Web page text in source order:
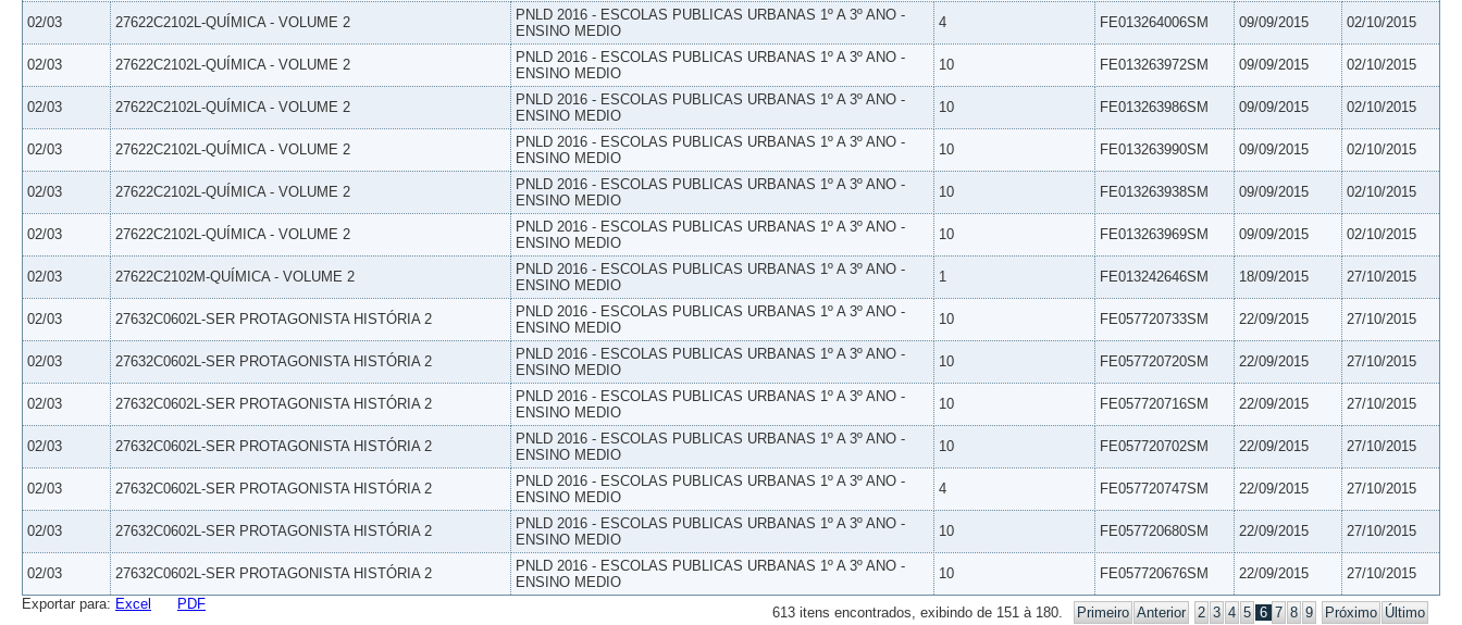
02/03 27622C2102L-QUÍMICA - VOLUME 2
PNLD 2016 - ESCOLAS PUBLICAS URBANAS 1º A 3º ANO -
ENSINO MEDIO
4 FE013264006SM 09/09/2015 02/10/2015
02/03 27622C2102L-QUÍMICA - VOLUME 2
PNLD 2016 - ESCOLAS PUBLICAS URBANAS 1º A 3º ANO -
ENSINO MEDIO
10 FE013263972SM 09/09/2015 02/10/2015
02/03 27622C2102L-QUÍMICA - VOLUME 2
PNLD 2016 - ESCOLAS PUBLICAS URBANAS 1º A 3º ANO -
ENSINO MEDIO
10 FE013263986SM 09/09/2015 02/10/2015
02/03 27622C2102L-QUÍMICA - VOLUME 2
PNLD 2016 - ESCOLAS PUBLICAS URBANAS 1º A 3º ANO -
ENSINO MEDIO
10 FE013263990SM 09/09/2015 02/10/2015
02/03 27622C2102L-QUÍMICA - VOLUME 2
PNLD 2016 - ESCOLAS PUBLICAS URBANAS 1º A 3º ANO -
ENSINO MEDIO
10 FE013263938SM 09/09/2015 02/10/2015
02/03 27622C2102L-QUÍMICA - VOLUME 2
PNLD 2016 - ESCOLAS PUBLICAS URBANAS 1º A 3º ANO -
ENSINO MEDIO
10 FE013263969SM 09/09/2015 02/10/2015
02/03 27622C2102M-QUÍMICA - VOLUME 2
PNLD 2016 - ESCOLAS PUBLICAS URBANAS 1º A 3º ANO -
ENSINO MEDIO
1 FE013242646SM 18/09/2015 27/10/2015
02/03 27632C0602L-SER PROTAGONISTA HISTÓRIA 2
PNLD 2016 - ESCOLAS PUBLICAS URBANAS 1º A 3º ANO -
ENSINO MEDIO
10 FE057720733SM 22/09/2015 27/10/2015
02/03 27632C0602L-SER PROTAGONISTA HISTÓRIA 2
PNLD 2016 - ESCOLAS PUBLICAS URBANAS 1º A 3º ANO -
ENSINO MEDIO
10 FE057720720SM 22/09/2015 27/10/2015
02/03 27632C0602L-SER PROTAGONISTA HISTÓRIA 2
PNLD 2016 - ESCOLAS PUBLICAS URBANAS 1º A 3º ANO -
ENSINO MEDIO
10 FE057720716SM 22/09/2015 27/10/2015
02/03 27632C0602L-SER PROTAGONISTA HISTÓRIA 2
PNLD 2016 - ESCOLAS PUBLICAS URBANAS 1º A 3º ANO -
ENSINO MEDIO
10 FE057720702SM 22/09/2015 27/10/2015
02/03 27632C0602L-SER PROTAGONISTA HISTÓRIA 2
PNLD 2016 - ESCOLAS PUBLICAS URBANAS 1º A 3º ANO -
ENSINO MEDIO
4 FE057720747SM 22/09/2015 27/10/2015
02/03 27632C0602L-SER PROTAGONISTA HISTÓRIA 2
PNLD 2016 - ESCOLAS PUBLICAS URBANAS 1º A 3º ANO -
ENSINO MEDIO
10 FE057720680SM 22/09/2015 27/10/2015
02/03 27632C0602L-SER PROTAGONISTA HISTÓRIA 2
PNLD 2016 - ESCOLAS PUBLICAS URBANAS 1º A 3º ANO -
ENSINO MEDIO
10 FE057720676SM 22/09/2015 27/10/2015
613 itens encontrados, exibindo de 151 à 180. Primeiro Anterior 2 3 4 5 6 7 8 9 Próximo Último
Exportar para: Excel PDF